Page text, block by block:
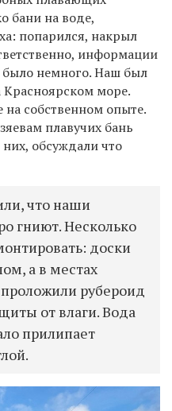
бани на воде,
попарился, накрыл
информации
было немного. Наш был
море.
собственном опыте.
плавучих бань
обсуждали что
что наши
гниют. Несколько
доски
а в местах
рубероид
от влаги. Вода
прилипает